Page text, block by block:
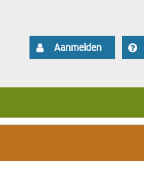
Aanmelden